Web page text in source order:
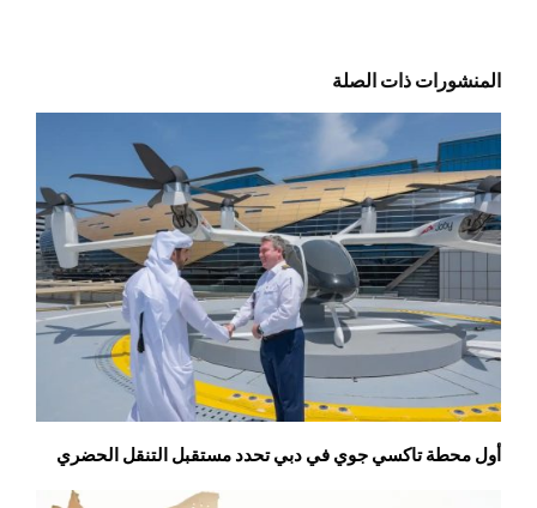
المنشورات ذات الصلة
أول محطة تاكسي جوي في دبي تحدد مستقبل التنقل الحضري